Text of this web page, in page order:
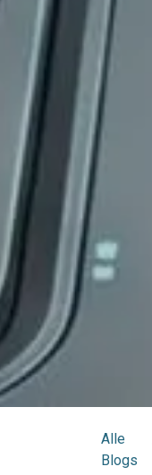
Alle
Blogs